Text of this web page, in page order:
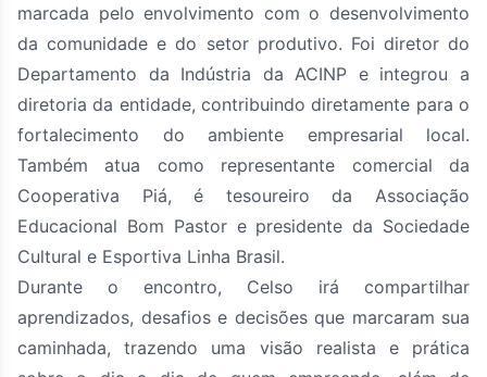
marcada pelo envolvimento com o desenvolvimento
da comunidade e do setor produtivo. Foi diretor do
Departamento da Indústria da ACINP e integrou a
diretoria da entidade, contribuindo diretamente para o
fortalecimento do ambiente empresarial local.
Também atua como representante comercial da
Cooperativa Piá, é tesoureiro da Associação
Educacional Bom Pastor e presidente da Sociedade
Cultural e Esportiva Linha Brasil.
Durante o encontro, Celso irá compartilhar
aprendizados, desafios e decisões que marcaram sua
caminhada, trazendo uma visão realista e prática